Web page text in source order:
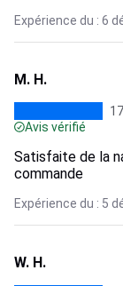
Expérience du : 6
M. H.
Avis vérifié
Satisfaite de la
commande
Expérience du : 5
W. H.